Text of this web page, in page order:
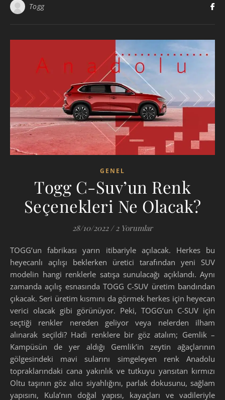
Togg
GENEL
Togg C-Suv’un Renk
Seçenekleri Ne Olacak?
28/10/2022 / 2 Yorumlar
TOGG’un fabrikası yarın itibariyle açılacak. Herkes bu
heyecanlı açılışı beklerken üretici tarafından yeni SUV
modelin hangi renklerle satışa sunulacağı açıklandı. Aynı
zamanda açılış esnasında TOGG C-SUV üretim bandından
çıkacak. Seri üretim kısmını da görmek herkes için heyecan
verici olacak gibi görünüyor. Peki, TOGG’un C-SUV için
seçtiği renkler nereden geliyor veya nelerden ilham
alınarak seçildi? Hadi renklere bir göz atalım; Gemlik –
Kampüsün de yer aldığı Gemlik’in zeytin ağaçlarının
gölgesindeki mavi sularını simgeleyen renk Anadolu
topraklarındaki cana yakınlık ve tutkuyu yansıtan kırmızı
Oltu taşının göz alıcı siyahlığını, parlak dokusunu, sağlam
yapısını, Kula’nın doğal yapısı, kayaçları ve vadileriyle